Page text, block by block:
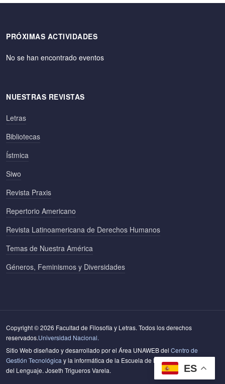
ES
PRÓXIMAS ACTIVIDADES
No se han encontrado eventos
NUESTRAS REVISTAS
Letras
Bibliotecas
Ístmica
Siwo
Revista Praxis
Repertorio Americano
Revista Latinoamericana de Derechos Humanos
Temas de Nuestra América
Géneros, Feminismos y Diversidades
Copyright © 2026 Facultad de Filosofía y Letras. Todos los derechos
reservados.Universidad Nacional.
Sitio Web diseñado y desarrollado por el Área UNAWEB del Centro de
Gestión Tecnológica y la informática de la Escuela de Literatura y Ciencias
del Lenguaje. Joseth Trigueros Varela.